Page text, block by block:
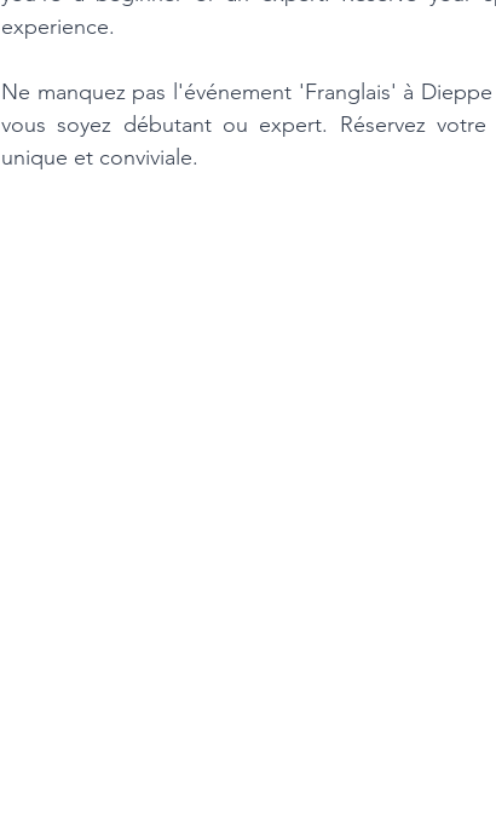
experience.
Ne manquez pas l'événement 'Franglais' à
vous soyez débutant ou expert. Réservez
unique et conviviale.